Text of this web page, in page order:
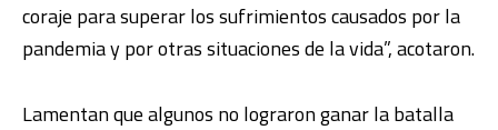
coraje para superar los sufrimientos causados por la
pandemia y por otras situaciones de la vida”, acotaron.
Lamentan que algunos no lograron ganar la batalla